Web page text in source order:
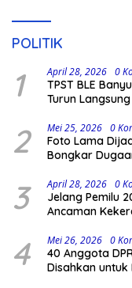
POLITIK
1 April 28, 2026 0
TPST BLE
Turun Langsung
2 Mei 25, 2026 0
Foto Lama
Bongkar
3 April 28, 2026 0
Jelang Pemilu
Ancaman
4 Mei 26, 2026 0
40 Anggota
Disahkan